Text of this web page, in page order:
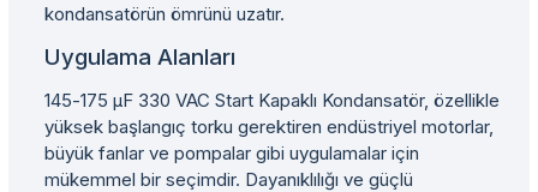
kondansatörün ömrünü uzatır.
Uygulama Alanları
145-175 µF 330 VAC Start Kapaklı Kondansatör, özellikle
yüksek başlangıç torku gerektiren endüstriyel motorlar,
büyük fanlar ve pompalar gibi uygulamalar için
mükemmel bir seçimdir. Dayanıklılığı ve güçlü